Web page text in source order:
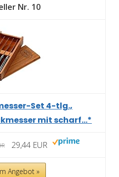
10
Set 4-tlg.,
mit scharf...*
29,44 EUR
Angebot »